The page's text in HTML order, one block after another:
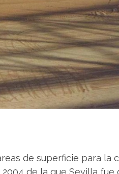
de superficie para la